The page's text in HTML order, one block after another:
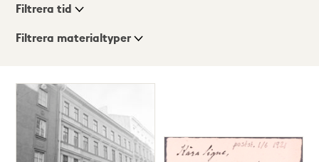
Visningsläge
Filtrera tid
Filtrera materialtyper
träffar